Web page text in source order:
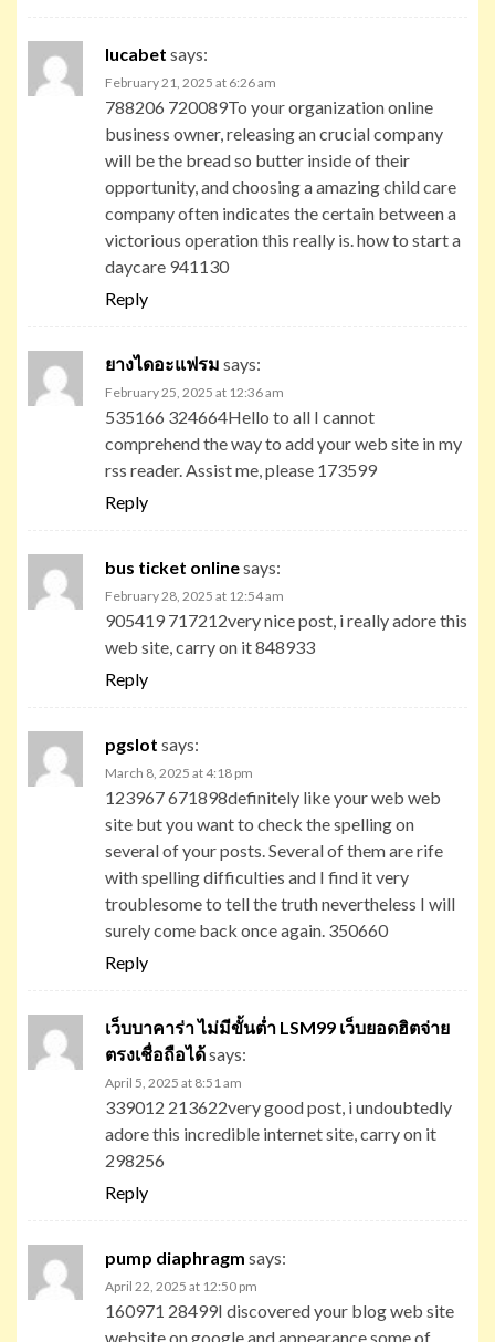
lucabet says:
February 21, 2025 at 6:26 am
788206 720089To your organization online
business owner, releasing an crucial company
will be the bread so butter inside of their
opportunity, and choosing a amazing child care
company often indicates the certain between a
victorious operation this really is. how to start a
daycare 941130
Reply
ยางไดอะแฟรม says:
February 25, 2025 at 12:36 am
535166 324664Hello to all I cannot
comprehend the way to add your web site in my
rss reader. Assist me, please 173599
Reply
bus ticket onlinesays:
February 28, 2025 at 12:54 am
905419 717212very nice post, i really adore this
web site, carry on it 848933
Reply
pgslot says:
March 8, 2025 at 4:18 pm
123967 671898definitely like your web web
site but you want to check the spelling on
several of your posts. Several of them are rife
with spelling difficulties and I find it very
troublesome to tell the truth nevertheless I will
surely come back once again. 350660
Reply
เว็บบาคาร่า ไม่มีขั้นต่ำ LSM99 เว็บยอดฮิตจ่าย
ตรงเชื่อถือได้says:
April 5, 2025 at 8:51 am
339012 213622very good post, i undoubtedly
adore this incredible internet site, carry on it
298256
Reply
pump diaphragm says:
April 22, 2025 at 12:50 pm
160971 28499I discovered your blog web site
website on google and appearance some of